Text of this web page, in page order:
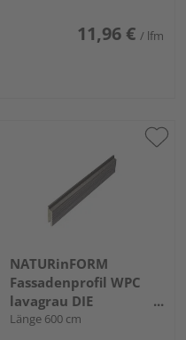
11,96 € / lfm
NATURinFORM
Fassadenprofil WPC
lavagrau DIE
GESTALTENDE
Länge 600 cm